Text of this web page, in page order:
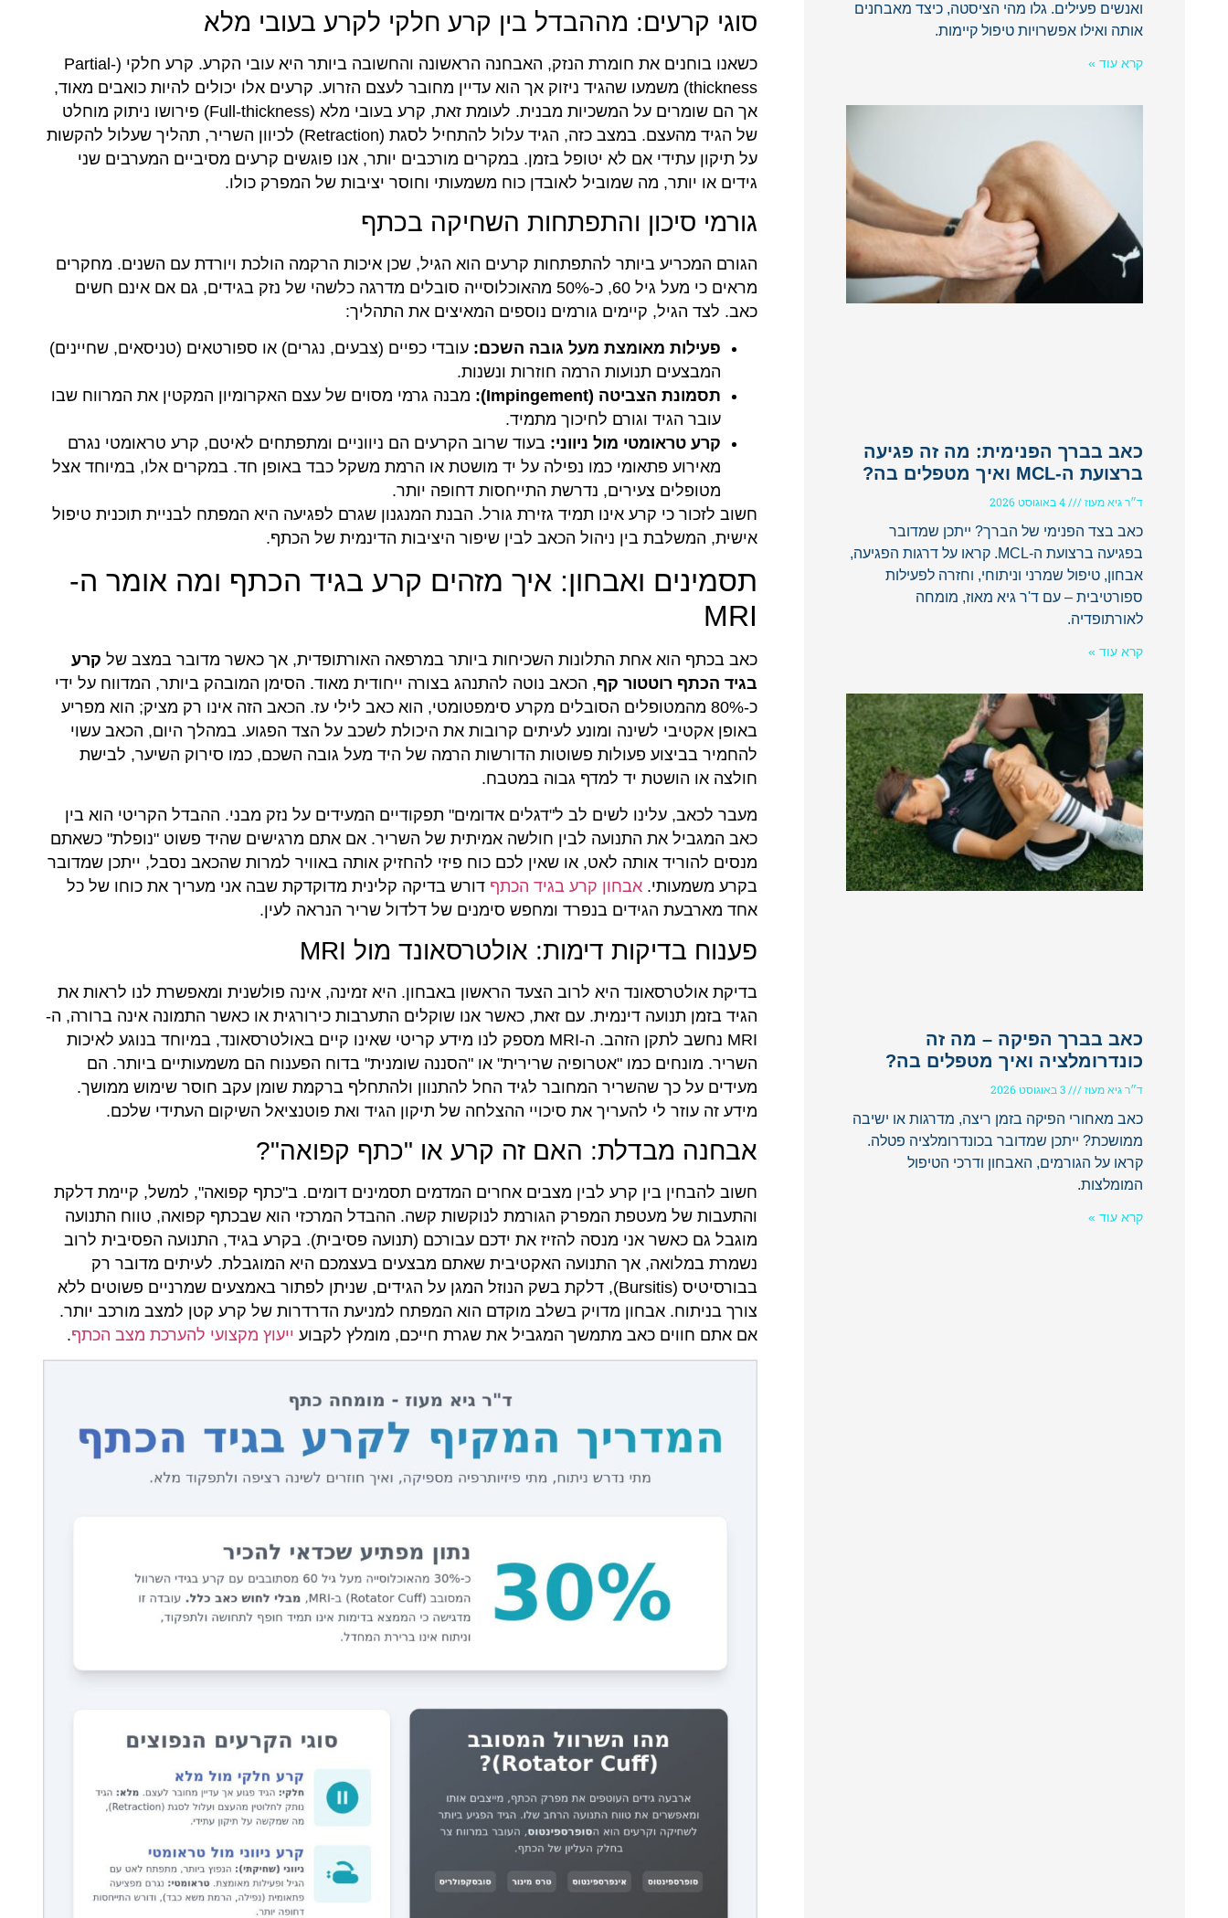
ואנשים פעילים. גלו מהי הציסטה, כיצד מאבחנים
אותה ואילו אפשרויות טיפול קיימות.
קרא עוד »
כאב בברך הפנימית: מה זה פגיעה
ברצועת ה-MCL ואיך מטפלים בה?
ד״ר גיא מעוז
כאב בצד הפנימי של הברך? ייתכן שמדובר
בפגיעה ברצועת ה-MCL. קראו על דרגות הפגיעה,
אבחון, טיפול שמרני וניתוחי, וחזרה לפעילות
ספורטיבית – עם ד'ר גיא מאוז, מומחה
לאורתופדיה.
קרא עוד »
כאב בברך הפיקה – מה זה
כונדרומלציה ואיך מטפלים בה?
ד״ר גיא מעוז
כאב מאחורי הפיקה בזמן ריצה, מדרגות או ישיבה
ממושכת? ייתכן שמדובר בכונדרומלציה פטלה.
קראו על הגורמים, האבחון ודרכי הטיפול
המומלצות.
קרא עוד »
סוגי קרעים: מההבדל בין קרע חלקי לקרע בעובי מלא
כשאנו בוחנים את חומרת הנזק, האבחנה הראשונה והחשובה ביותר היא עובי הקרע. קרע חלקי (Partial-
thickness) משמעו שהגיד ניזוק אך הוא עדיין מחובר לעצם הזרוע. קרעים אלו יכולים להיות כואבים מאוד,
אך הם שומרים על המשכיות מבנית. לעומת זאת, קרע בעובי מלא (Full-thickness) פירושו ניתוק מוחלט
של הגיד מהעצם. במצב כזה, הגיד עלול להתחיל לסגת (Retraction) לכיוון השריר, תהליך שעלול להקשות
על תיקון עתידי אם לא יטופל בזמן. במקרים מורכבים יותר, אנו פוגשים קרעים מסיביים המערבים שני
גידים או יותר, מה שמוביל לאובדן כוח משמעותי וחוסר יציבות של המפרק כולו.
גורמי סיכון והתפתחות השחיקה בכתף
הגורם המכריע ביותר להתפתחות קרעים הוא הגיל, שכן איכות הרקמה הולכת ויורדת עם השנים. מחקרים
מראים כי מעל גיל 60, כ-50% מהאוכלוסייה סובלים מדרגה כלשהי של נזק בגידים, גם אם אינם חשים
כאב. לצד הגיל, קיימים גורמים נוספים המאיצים את התהליך:
פעילות מאומצת מעל גובה השכם: עובדי כפיים (צבעים, נגרים) או ספורטאים (טניסאים, שחיינים)
המבצעים תנועות הרמה חוזרות ונשנות.
תסמונת הצביטה (Impingement):
מבנה גרמי מסוים של עצם האקרומיון המקטין את המרווח שבו
עובר הגיד וגורם לחיכוך מתמיד.
קרע טראומטי מול ניווני: בעוד שרוב הקרעים הם ניווניים ומתפתחים לאיטם, קרע טראומטי נגרם
מאירוע פתאומי כמו נפילה על יד מושטת או הרמת משקל כבד באופן חד. במקרים אלו, במיוחד אצל
מטופלים צעירים, נדרשת התייחסות דחופה יותר.
חשוב לזכור כי קרע אינו תמיד גזירת גורל. הבנת המנגנון שגרם לפגיעה היא המפתח לבניית תוכנית טיפול
אישית, המשלבת בין ניהול הכאב לבין שיפור היציבות הדינמית של הכתף.
תסמינים ואבחון: איך מזהים קרע בגיד הכתף ומה אומר ה-
MRI
כאב בכתף הוא אחת התלונות השכיחות ביותר במרפאה האורתופדית, אך כאשר מדובר במצב של קרע
בגיד הכתף רוטטור קף, הכאב נוטה להתנהג בצורה ייחודית מאוד. הסימן המובהק ביותר, המדווח על ידי
כ-80% מהמטופלים הסובלים מקרע סימפטומטי, הוא כאב לילי עז. הכאב הזה אינו רק מציק; הוא מפריע
באופן אקטיבי לשינה ומונע לעיתים קרובות את היכולת לשכב על הצד הפגוע. במהלך היום, הכאב עשוי
להחמיר בביצוע פעולות פשוטות הדורשות הרמה של היד מעל גובה השכם, כמו סירוק השיער, לבישת
חולצה או הושטת יד למדף גבוה במטבח.
מעבר לכאב, עלינו לשים לב ל"דגלים אדומים" תפקודיים המעידים על נזק מבני. ההבדל הקריטי הוא בין
כאב המגביל את התנועה לבין חולשה אמיתית של השריר. אם אתם מרגישים שהיד פשוט "נופלת" כשאתם
מנסים להוריד אותה לאט, או שאין לכם כוח פיזי להחזיק אותה באוויר למרות שהכאב נסבל, ייתכן שמדובר
בקרע משמעותי. אבחון קרע בגיד הכתף דורש בדיקה קלינית מדוקדקת שבה אני מעריך את כוחו של כל
אחד מארבעת הגידים בנפרד ומחפש סימנים של דלדול שריר הנראה לעין.
פענוח בדיקות דימות: אולטרסאונד מול MRI
בדיקת אולטרסאונד היא לרוב הצעד הראשון באבחון. היא זמינה, אינה פולשנית ומאפשרת לנו לראות את
הגיד בזמן תנועה דינמית. עם זאת, כאשר אנו שוקלים התערבות כירורגית או כאשר התמונה אינה ברורה, ה-
MRI נחשב לתקן הזהב. ה-MRI מספק לנו מידע קריטי שאינו קיים באולטרסאונד, במיוחד בנוגע לאיכות
השריר. מונחים כמו "אטרופיה שרירית" או "הסננה שומנית" בדוח הפענוח הם משמעותיים ביותר. הם
מעידים על כך שהשריר המחובר לגיד החל להתנוון ולהתחלף ברקמת שומן עקב חוסר שימוש ממושך.
מידע זה עוזר לי להעריך את סיכויי ההצלחה של תיקון הגיד ואת פוטנציאל השיקום העתידי שלכם.
אבחנה מבדלת: האם זה קרע או "כתף קפואה"?
חשוב להבחין בין קרע לבין מצבים אחרים המדמים תסמינים דומים. ב"כתף קפואה", למשל, קיימת דלקת
והתעבות של מעטפת המפרק הגורמת לנוקשות קשה. ההבדל המרכזי הוא שבכתף קפואה, טווח התנועה
מוגבל גם כאשר אני מנסה להזיז את ידכם עבורכם (תנועה פסיבית). בקרע בגיד, התנועה הפסיבית לרוב
נשמרת במלואה, אך התנועה האקטיבית שאתם מבצעים בעצמכם היא המוגבלת. לעיתים מדובר רק
בבורסיטיס (Bursitis), דלקת בשק הנוזל המגן על הגידים, שניתן לפתור באמצעים שמרניים פשוטים ללא
צורך בניתוח. אבחון מדויק בשלב מוקדם הוא המפתח למניעת הדרדרות של קרע קטן למצב מורכב יותר.
אם אתם חווים כאב מתמשך המגביל את שגרת חייכם, מומלץ לקבוע ייעוץ מקצועי להערכת מצב הכתף.